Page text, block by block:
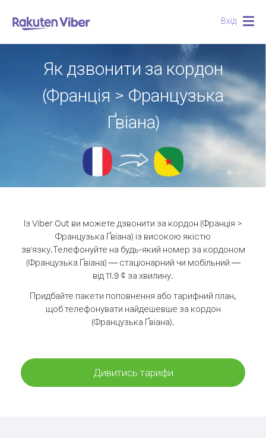
Вхід
Як дзвонити за кордон
(Франція > Французька
Ґвіана)
Із Viber Out ви можете дзвонити за кордон (Франція >
Французька Ґвіана) із високою якістю
зв'язку.Телефонуйте на будь-який номер за кордоном
(Французька Ґвіана) — стаціонарний чи мобільний —
від 11.9 ¢ за хвилину.
Придбайте пакети поповнення або тарифний план,
щоб телефонувати найдешевше за кордон
(Французька Ґвіана).
Дивитись тарифи